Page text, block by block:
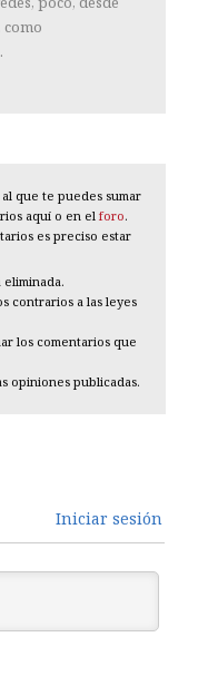
como
.
que te puedes sumar
aquí o en el foro.
es preciso estar
contrarios a las leyes
los comentarios que
opiniones publicadas.
Iniciar sesión